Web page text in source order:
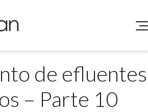
de efluentes
– Parte 10